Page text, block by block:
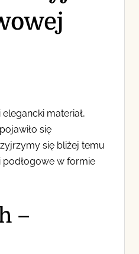
materiał,
się
się bliżej temu
w formie
–